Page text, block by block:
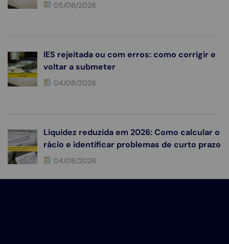
05/08/2026
IES rejeitada ou com erros: como corrigir e
voltar a submeter
04/08/2026
Liquidez reduzida em 2026: Como calcular o
rácio e identificar problemas de curto prazo
04/08/2026